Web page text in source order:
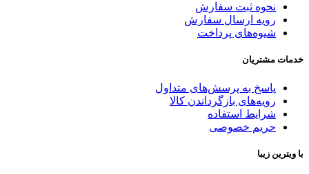
نحوه ثبت سفارش
رویه ارسال سفارش
شیوه‌های پرداخت
خدمات مشتریان
پاسخ به پرسش‌های متداول
رویه‌های بازگرداندن کالا
شرایط استفاده
حریم خصوصی
با ویترین زیبا